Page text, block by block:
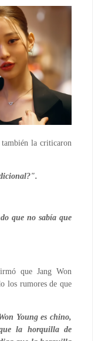
la criticaron
que no sabía que
que Jang Won
los rumores de que
Young es chino,
la horquilla de